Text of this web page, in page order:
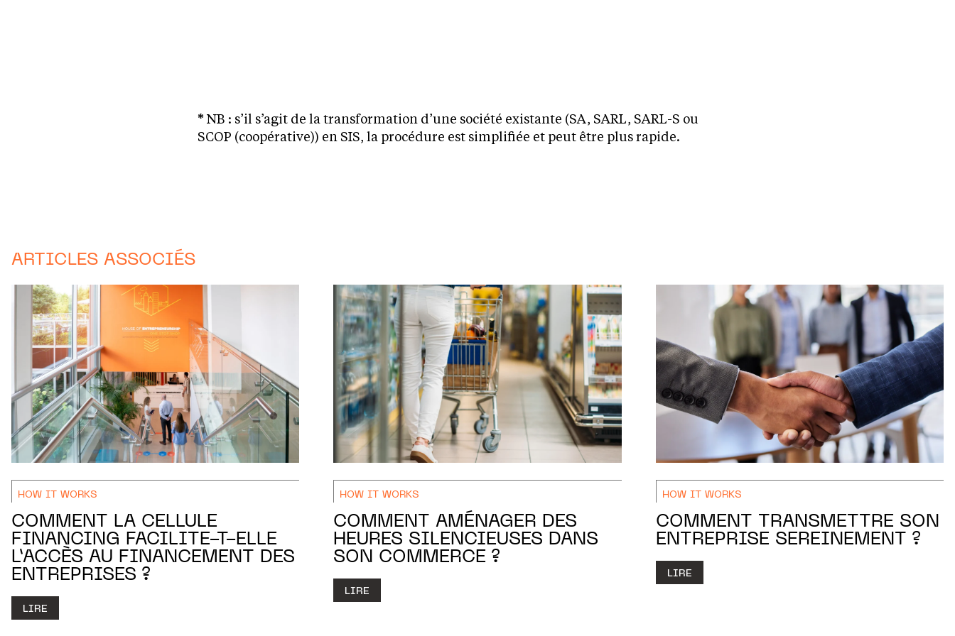
* NB : s’il s’agit de la transformation d’une société existante (SA, SARL, SARL-S ou
SCOP (coopérative)) en SIS, la procédure est simplifiée et peut être plus rapide.
ARTICLES ASSOCIÉS
HOW IT WORKS
COMMENT LA CELLULE
FINANCING FACILITE-T-ELLE
L’ACCÈS AU FINANCEMENT DES
ENTREPRISES ?
LIRE
HOW IT WORKS
COMMENT AMÉNAGER DES
HEURES SILENCIEUSES DANS
SON COMMERCE ?
LIRE
HOW IT WORKS
COMMENT TRANSMETTRE SON
ENTREPRISE SEREINEMENT ?
LIRE